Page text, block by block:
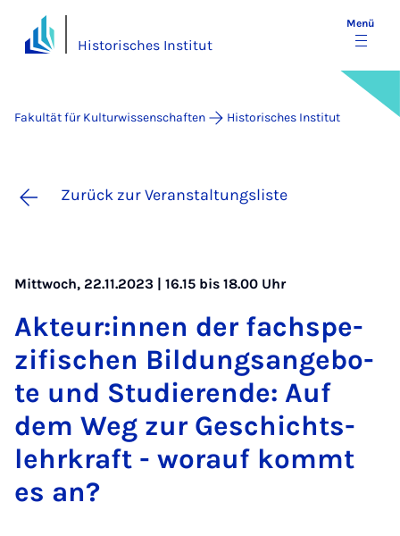
Historisches Institut
Menü
Fakultät für Kulturwissenschaften Historisches Institut
Zurück zur Veranstaltungsliste
Mittwoch, 22.11.2023 | 16.15 bis 18.00 Uhr
Ak­teur:in­nen der fach­s­pe­
zi­fi­schen Bil­dungs­an­ge­bo­
te und Stu­die­ren­de: Auf
dem Weg zur Ge­schichts­
lehr­kraft - wor­auf kommt
es an?